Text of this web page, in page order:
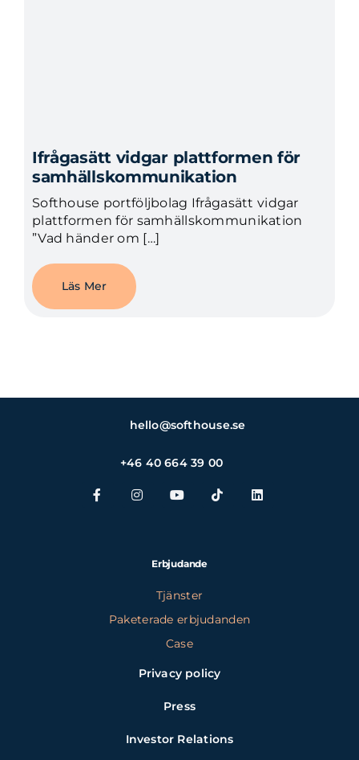
Ifrågasätt vidgar plattformen för
samhällskommunikation
Softhouse portföljbolag Ifrågasätt vidgar
plattformen för samhällskommunikation
”Vad händer om […]
Läs Mer
hello@softhouse.se
+46 40 664 39 00
Erbjudande
Tjänster
Paketerade erbjudanden
Case
Privacy policy
Press
Investor Relations